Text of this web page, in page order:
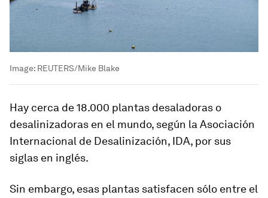
Image: REUTERS/Mike Blake
Hay cerca de18.000 plantas desaladoras o
desalinizadoras en el mundo, según la Asociación
Internacional de Desalinización, IDA, por sus
siglas en inglés.
Sin embargo, esas plantas satisfacen sólo entre el